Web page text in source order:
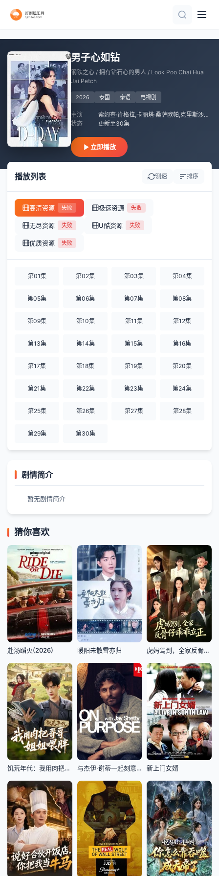
男子心如钻
钢铁之心 / 拥有钻石心的男人 / Look Poo Chai Hua
Jai Petch
2026 泰国 泰语 电视剧
主演
索姆查·肯格拉,卡丽塔·桑萨欧帕,克里斯沙达·苏帕普洛姆,Taentawan·Taddeo
状态
更新至30集
立即播放
播放列表 测速 排序
高清资源 失败 极速资源 失败
无尽资源 失败 U酷资源 失败
优质资源 失败
第01集 第02集 第03集 第04集
第05集 第06集 第07集 第08集
第09集 第10集 第11集 第12集
第13集 第14集 第15集 第16集
第17集 第18集 第19集 第20集
第21集 第22集 第23集 第24集
第25集 第26集 第27集 第28集
第29集 第30集
剧情简介
暂无剧情简介
猜你喜欢
第8集完结
赴汤蹈火(2026)
全集
暖阳未散雪亦归
全集
虎妈驾到，全家反骨仔乖乖立正
全集
饥荒年代：我用肉把哥哥姐姐喂胖
第1集
与杰伊·谢蒂一起刻意为之.第二季
已完结
新上门女婿
全集
第3集完结
全集
第7集完结